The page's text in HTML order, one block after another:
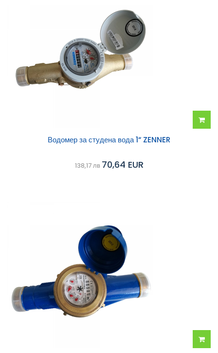
Водомер за студена вода 1“ ZENNER
138,17 лв 70,64 EUR